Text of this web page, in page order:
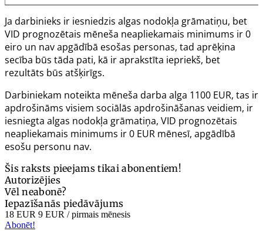
Ja darbinieks ir iesniedzis algas nodokļa grāmatiņu, bet
VID prognozētais mēneša neapliekamais minimums ir 0
eiro un nav apgādībā esošas personas, tad aprēķina
secība būs tāda pati, kā ir aprakstīta iepriekš, bet
rezultāts būs atšķirīgs.
Darbiniekam noteikta mēneša darba alga 1100 EUR, tas ir
apdrošināms visiem sociālās apdrošināšanas veidiem, ir
iesniegta algas nodokļa grāmatiņa, VID prognozētais
neapliekamais minimums ir 0 EUR mēnesī, apgādībā
esošu personu nav.
Šis raksts pieejams tikai abonentiem!
Autorizējies
Vēl neabonē?
Iepazīšanās piedāvājums
18 EUR 9 EUR / pirmais mēnesis
Abonēt!